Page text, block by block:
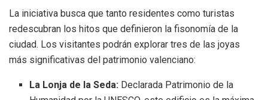
La iniciativa busca que tanto residentes como turistas
redescubran los hitos que definieron la fisonomía de la
ciudad. Los visitantes podrán explorar tres de las joyas
más significativas del patrimonio valenciano:
La Lonja de la Seda: Declarada Patrimonio de la